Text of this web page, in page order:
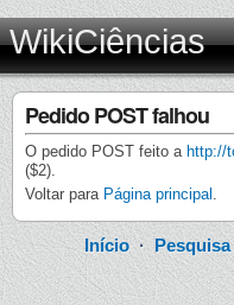
WikiCiências
Pedido POST falhou
O pedido POST feito a http://
($2).
Voltar para Página principal .
Início·Pesquisa